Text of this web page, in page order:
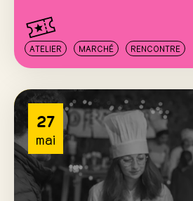
ATELIER MARCHÉ RENCONTRE
27
mai